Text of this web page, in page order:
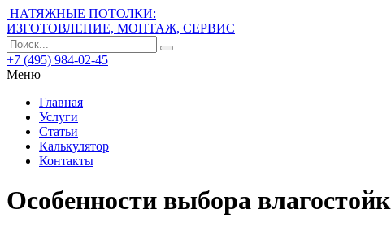
НАТЯЖНЫЕ ПОТОЛКИ:
ИЗГОТОВЛЕНИЕ, МОНТАЖ, СЕРВИС
+7 (495) 984-02-45
Меню
Главная
Услуги
Статьи
Калькулятор
Контакты
Особенности выбора